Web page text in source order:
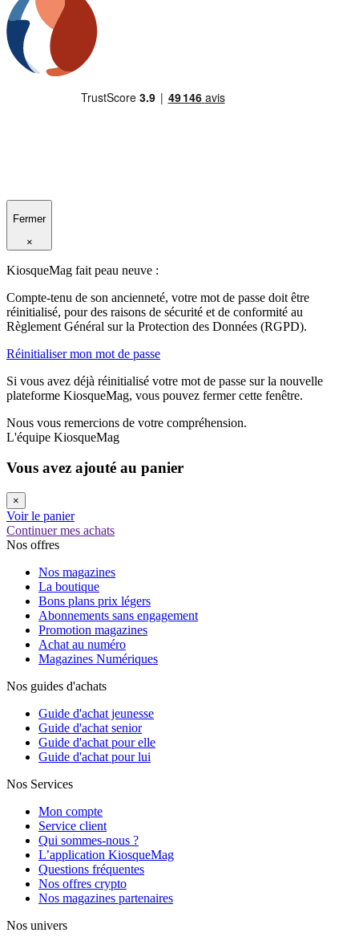
Fermer
×
KiosqueMag fait peau neuve :
Compte-tenu de son ancienneté, votre mot de passe doit être
réinitialisé, pour des raisons de sécurité et de conformité au
Règlement Général sur la Protection des Données (RGPD).
Réinitialiser mon mot de passe
Si vous avez déjà réinitialisé votre mot de passe sur la nouvelle
plateforme KiosqueMag, vous pouvez fermer cette fenêtre.
Nous vous remercions de votre compréhension.
L'équipe KiosqueMag
Vous avez ajouté au panier
×
Voir le panier
Continuer mes achats
Nos offres
Nos magazines
La boutique
Bons plans prix légers
Abonnements sans engagement
Promotion magazines
Achat au numéro
Magazines Numériques
Nos guides d'achats
Guide d'achat jeunesse
Guide d'achat senior
Guide d'achat pour elle
Guide d'achat pour lui
Nos Services
Mon compte
Service client
Qui sommes-nous ?
L’application KiosqueMag
Questions fréquentes
Nos offres crypto
Nos magazines partenaires
Nos univers